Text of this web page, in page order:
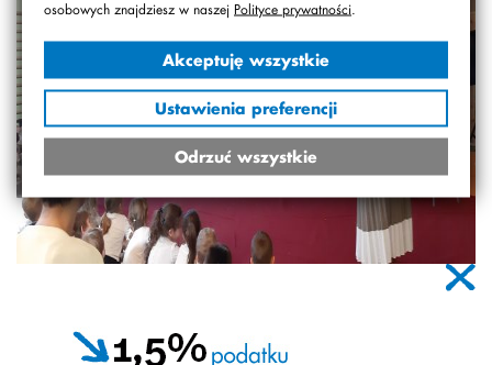
osobowych znajdziesz w naszej Polityce prywatności
Akceptuję wszystkie
Ustawienia preferencji
Odrzuć wszystkie